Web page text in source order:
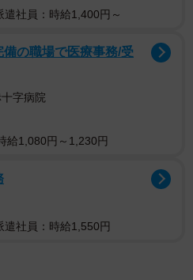
遣社員：時給1,400円～
の職場で医療事務/受
字病院
給1,080円～1,230円
遣社員：時給1,550円